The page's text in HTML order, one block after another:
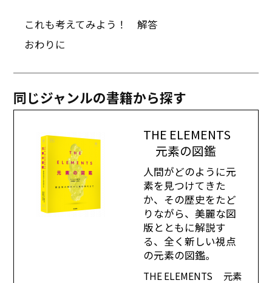
これも考えてみよう！ 解答
おわりに
同じジャンルの書籍から探す
THE ELEMENTS
元素の図鑑
人間がどのように元
素を見つけてきた
か、その歴史をたど
りながら、美麗な図
版とともに解説す
る、全く新しい視点
の元素の図鑑。
THE ELEMENTS 元素